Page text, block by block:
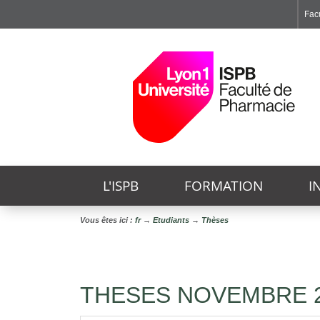
L'ISPB FORMATION
Vous êtes ici : fr→ Etudiants → Thèses
THESES NOVEMBRE